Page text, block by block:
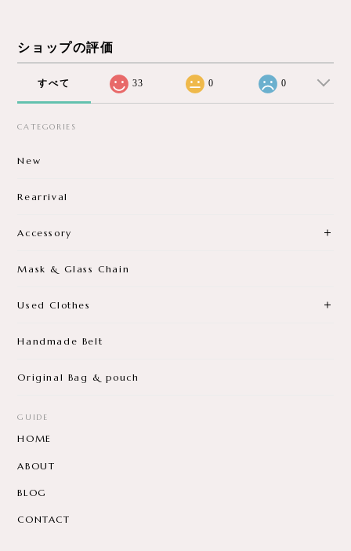
ショップの評価
すべて 33 0 0
CATEGORIES
New
Rearrival
Accessory
Mask & Glass Chain
Used Clothes
Handmade Belt
Original Bag & pouch
GUIDE
HOME
ABOUT
BLOG
CONTACT